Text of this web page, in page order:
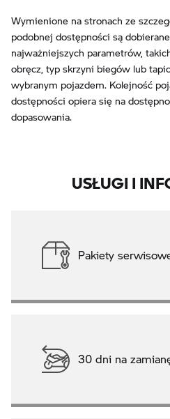
Wymienione na stronach ze
podobnej dostępności są
najważniejszych parametrów,
obręcz, typ skrzyni biegów lub
wybranym pojazdem. Kolejność
dostępności opiera się na
dopasowania.
USŁUGI I
Pakiety
30 dni na